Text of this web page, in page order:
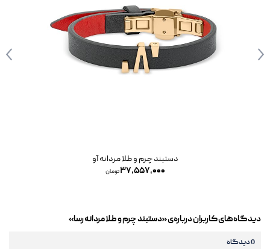
دستبند چرم و طلا مردانه آو
۳۷,۵۵۷,۰۰۰تومان
دیدگاه‌های کاربران درباره‌ی «دستبند چرم و طلا مردانه رسا»
0 دیدگاه